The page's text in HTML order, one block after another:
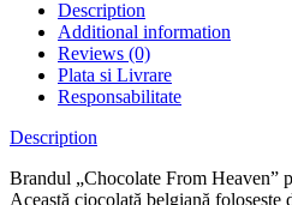
Description
Additional information
Reviews (0)
Plata si Livrare
Responsabilitate
Description
Brandul „Chocolate From Heaven”
Această ciocolată belgiană folosește